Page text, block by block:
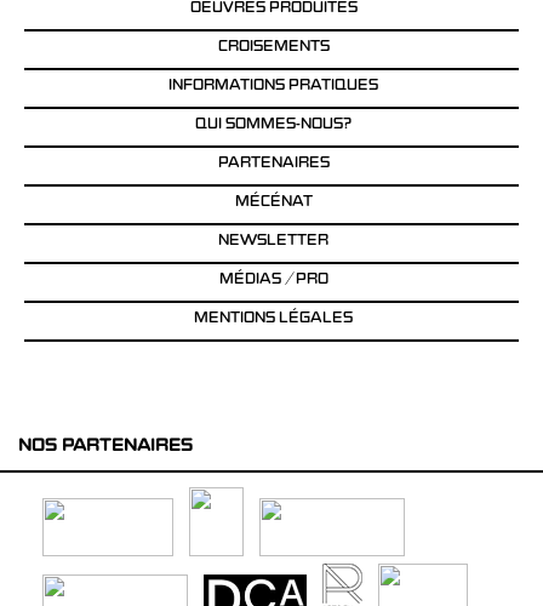
OEUVRES PRODUITES
CROISEMENTS
INFORMATIONS PRATIQUES
QUI SOMMES-NOUS?
PARTENAIRES
MÉCÉNAT
NEWSLETTER
MÉDIAS / PRO
MENTIONS LÉGALES
NOS PARTENAIRES